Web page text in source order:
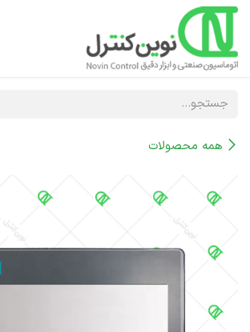
صرف نظر و مشاهده محتوا
همه محصولات